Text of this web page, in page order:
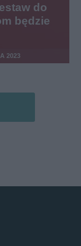
do
będzie
2023